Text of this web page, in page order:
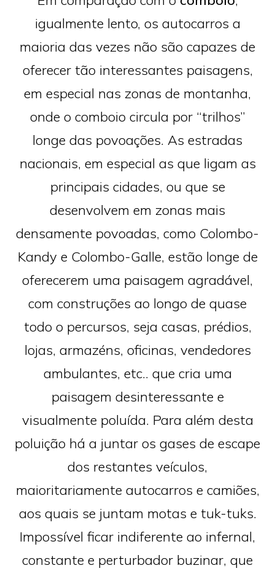
igualmente lento, os autocarros a
maioria das vezes não são capazes de
oferecer tão interessantes paisagens,
em especial nas zonas de montanha,
onde o comboio circula por “trilhos”
longe das povoações. As estradas
nacionais, em especial as que ligam as
principais cidades, ou que se
desenvolvem em zonas mais
densamente povoadas, como Colombo-
Kandy e Colombo-Galle, estão longe de
oferecerem uma paisagem agradável,
com construções ao longo de quase
todo o percursos, seja casas, prédios,
lojas, armazéns, oficinas, vendedores
ambulantes, etc.. que cria uma
paisagem desinteressante e
visualmente poluída. Para além desta
poluição há a juntar os gases de escape
dos restantes veículos,
maioritariamente autocarros e camiões,
aos quais se juntam motas e tuk-tuks.
Impossível ficar indiferente ao infernal,
constante e perturbador buzinar, que